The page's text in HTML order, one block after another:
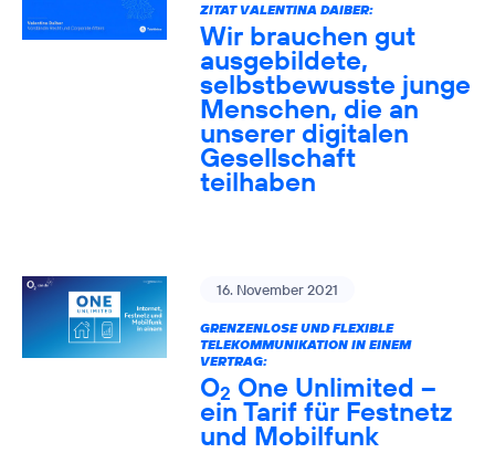
ZITAT VALENTINA DAIBER:
Wir brauchen gut
ausgebildete,
selbstbewusste junge
Menschen, die an
unserer digitalen
Gesellschaft
teilhaben
16. November 2021
GRENZENLOSE UND FLEXIBLE
TELEKOMMUNIKATION IN EINEM
VERTRAG:
O2 One Unlimited –
ein Tarif für Festnetz
und Mobilfunk